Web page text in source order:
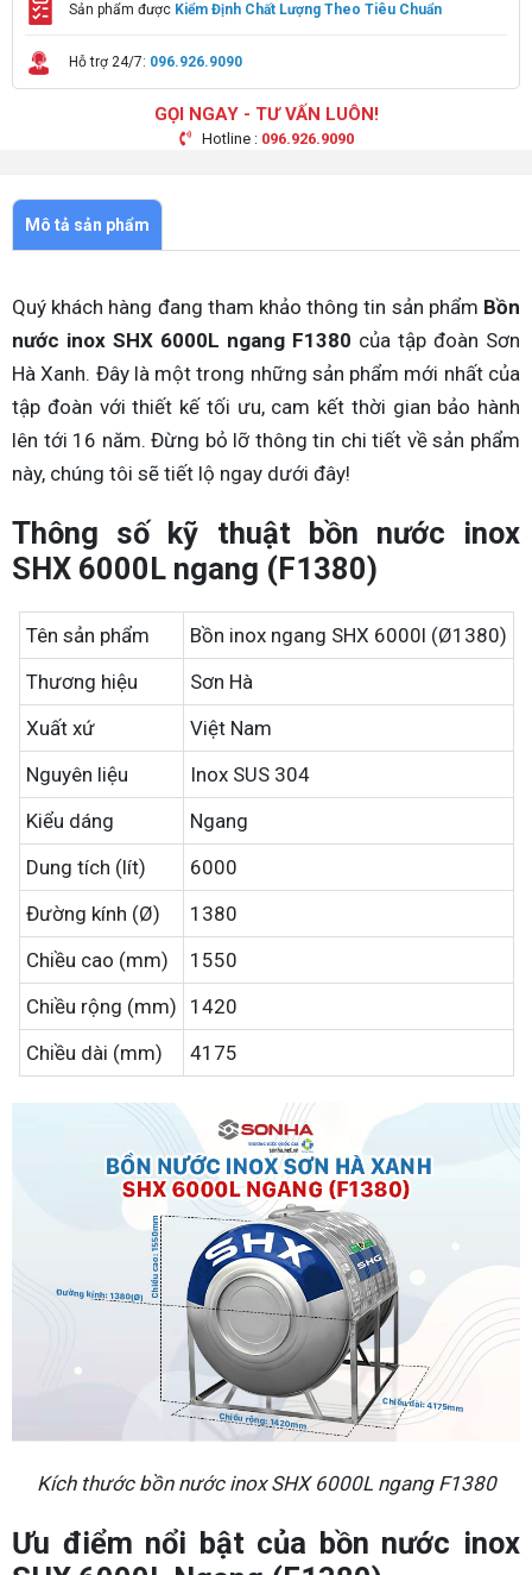
Sản phẩm được Kiểm Định Chất Lượng Theo Tiêu Chuẩn
Hỗ trợ 24/7: 096.926.9090
GỌI NGAY - TƯ VẤN LUÔN!
Hotline : 096.926.9090
Mô tả sản phẩm
Quý khách hàng đang tham khảo thông tin sản phẩm Bồn
nước inox SHX 6000L ngang F1380 của tập đoàn Sơn
Hà Xanh. Đây là một trong những sản phẩm mới nhất của
tập đoàn với thiết kế tối ưu, cam kết thời gian bảo hành
lên tới 16 năm. Đừng bỏ lỡ thông tin chi tiết về sản phẩm
này, chúng tôi sẽ tiết lộ ngay dưới đây!
Thông số kỹ thuật bồn nước inox
SHX 6000L ngang (F1380)
Tên sản phẩm
Bồn inox ngang SHX 6000l (Ø1380)
Thương hiệu
Sơn Hà
Xuất xứ
Việt Nam
Nguyên liệu
Inox SUS 304
Kiểu dáng
Ngang
Dung tích (lít)
6000
Đường kính (Ø)
1380
Chiều cao (mm)
1550
Chiều rộng (mm)
1420
Chiều dài (mm)
4175
Kích thước bồn nước inox SHX 6000L ngang F1380
Ưu điểm nổi bật của bồn nước inox